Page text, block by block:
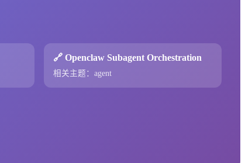
🔗 Openclaw Subagent Orchestration
相关主题：agent